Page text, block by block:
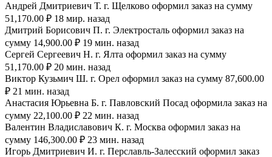
Андрей Дмитриевич Т. г. Щелково оформил заказ на сумму
51,170.00 ₽ 18 мир. назад
Дмитрий Борисович П. г. Электросталь оформил заказ на
сумму 14,900.00 ₽ 19 мин. назад
Сергей Сергеевич Н. г. Ялта оформил заказ на сумму
51,170.00 ₽ 20 мин. назад
Виктор Кузьмич Ш. г. Орел оформил заказ на сумму 87,600.00
₽ 21 мин. назад
Анастасия Юрьевна Б. г. Павловский Посад оформила заказ на
сумму 22,100.00 ₽ 22 мин. назад
Валентин Владиславович К. г. Москва оформил заказ на
сумму 146,300.00 ₽ 23 мин. назад
Игорь Дмитриевич И. г. Перславль-Залесский оформил заказ